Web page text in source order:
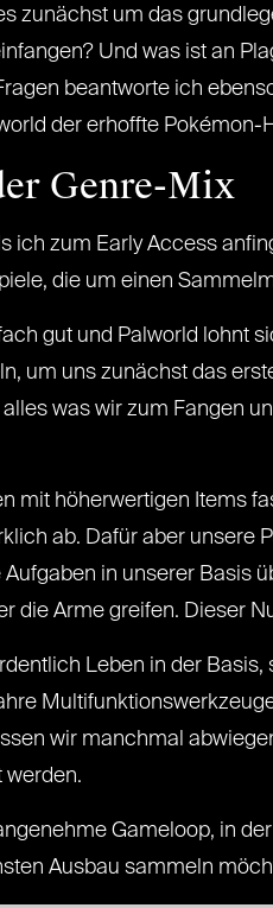
zunächst um das
Und was ist an
beantworte ich
der erhoffte Pokémon-
Genre-Mix
ich zum Early Access
die um einen
gut und Palworld lohnt
um uns zunächst das
was wir zum Fangen
mit höherwertigen Items
ab. Dafür aber unsere
in unserer Basis
die Arme greifen. Dieser
Leben in der
wir manchmal
werden.
Gameloop, in
Ausbau sammeln